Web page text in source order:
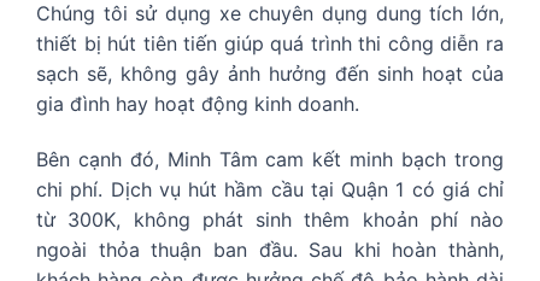
Chúng tôi sử dụng xe chuyên dụng dung tích lớn,
thiết bị hút tiên tiến giúp quá trình thi công diễn ra
sạch sẽ, không gây ảnh hưởng đến sinh hoạt của
gia đình hay hoạt động kinh doanh.
Bên cạnh đó, Minh Tâm cam kết minh bạch trong
chi phí. Dịch vụ hút hầm cầu tại Quận 1 có giá chỉ
từ 300K, không phát sinh thêm khoản phí nào
ngoài thỏa thuận ban đầu. Sau khi hoàn thành,